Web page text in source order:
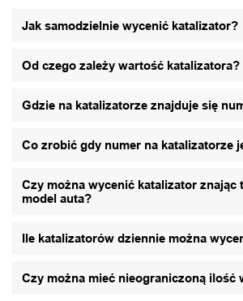
Jak samodzielnie wycenić katalizator?
Od czego zależy wartość katalizatora?
Gdzie na katalizatorze znajduje się
Co zrobić gdy numer na katalizatorze
Czy można wycenić katalizator znając
model auta?
Ile katalizatorów dziennie można
Czy można mieć nieograniczoną ilość